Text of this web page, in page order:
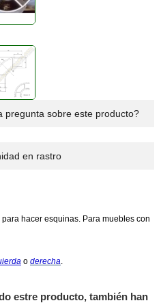
pregunta sobre este producto?
en rastro
hacer esquinas. Para muebles con
o derecha.
estre producto, también han